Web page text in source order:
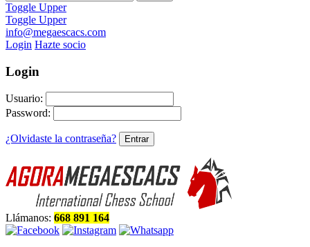
Toggle Upper
Toggle Upper
info@megaescacs.com
Login Hazte socio
Login
Usuario:
Password:
¿Olvidaste la contraseña?
Llámanos: 668 891 164